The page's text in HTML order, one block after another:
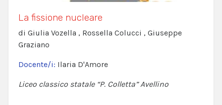
La fissione nucleare
di Giulia Vozella , Rossella Colucci , Giuseppe
Graziano
Docente/i: Ilaria D'Amore
Liceo classico statale “P. Colletta” Avellino